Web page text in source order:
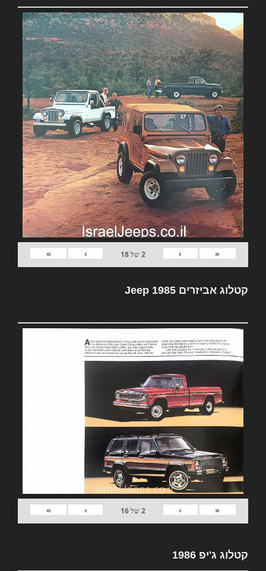
«
‹
2של18
›
»
קטלוג אביזרים Jeep 1985
«
‹
2של16
›
»
קטלוג ג'יפ 1986